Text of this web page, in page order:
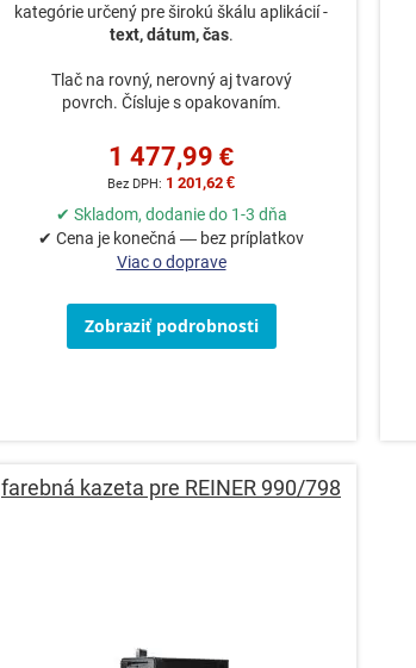
kategórie určený pre širokú škálu aplikácií -
text, dátum, čas.
Tlač na rovný, nerovný aj tvarový
povrch. Čísluje s opakovaním.
1 477,99 €
1 201,62 €
✔ Skladom, dodanie do 1-3 dňa
✔ Cena je konečná — bez príplatkov
Viac o doprave
Zobraziť podrobnosti
farebná kazeta pre REINER 990/798